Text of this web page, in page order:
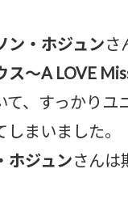
ン・ホジュンさ
ス〜A LOVE
て、すっかりユ
まいました。
ホジュンさんは